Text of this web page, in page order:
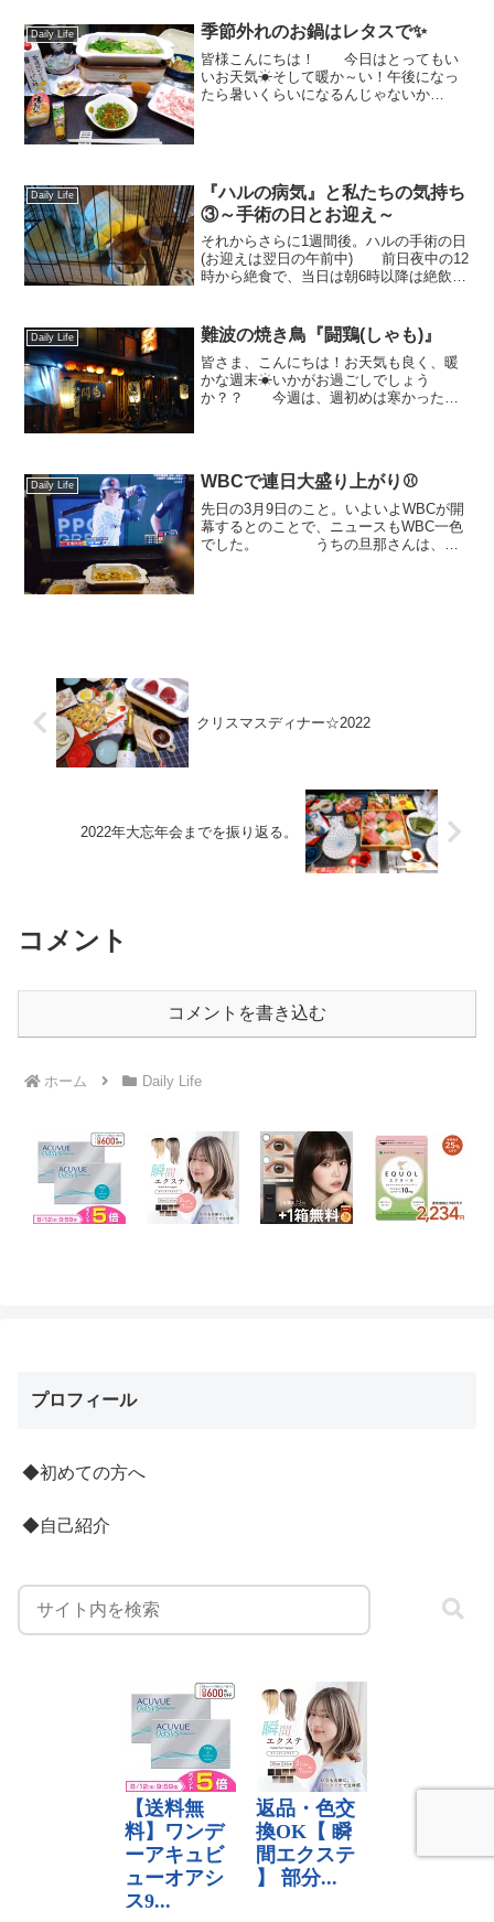
に。。。
...
Daily Life 季節外れのお鍋はレタスで✨
皆様こんにちは！ 今日はとってもい
いお天気☀そして暖か～い！午後になっ
たら暑いくらいになるんじゃないか
Daily Life
『ハルの病気』と私たちの気持ち
③～手術の日とお迎え～
それからさらに1週間後。ハルの手術の日
(お迎えは翌日の午前中) 前日夜中の12
時から絶食で、当日は朝6時以降は絶飲
くて痛くて💦 ずっと目を合わさないよ
うに病院へ出発...
Daily Life 難波の焼き鳥『闘鶏(しゃも)』
皆さま、こんにちは！お天気も良く、暖
かな週末☀いかがお過ごしでしょう
か？？ 今週は、週初めは寒かったの
Daily Life WBCで連日大盛り上がり⚾
先日の3月9日のこと。いよいよWBCが開
幕するとのことで、ニュースもWBC一色
でした。 うちの旦那さんは、サ
クリスマスディナー☆2022
2022年大忘年会までを振り返る。
コメント
コメントを書き込む
ホーム Daily Life
プロフィール
◆初めての方へ
◆自己紹介